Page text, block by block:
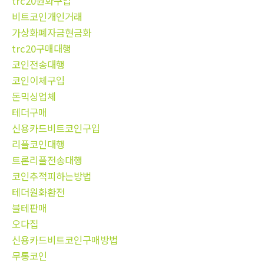
비트코인개인거래
가상화폐자금현금화
trc20구매대행
코인전송대행
코인이체구입
돈믹싱업체
테더구매
신용카드비트코인구입
리플코인대행
트론리플전송대행
코인추적피하는방법
테더원화환전
블테판매
오다집
신용카드비트코인구매방법
무통코인